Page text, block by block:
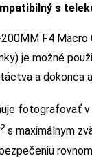
s
F4 Macro
je možné
a dokonca
fotografovať v
2s maximálnym